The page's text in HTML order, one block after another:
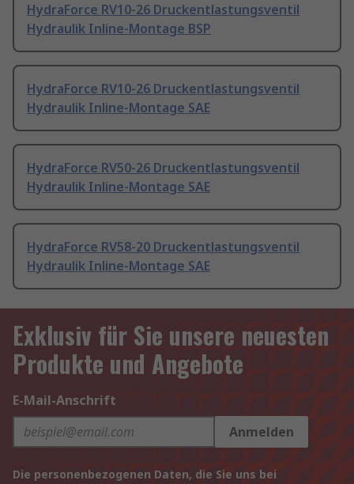
HydraForce RV10-26 Druckentlastungsventil
Hydraulik Inline-Montage BSP
HydraForce RV10-26 Druckentlastungsventil
Hydraulik Inline-Montage SAE
HydraForce RV50-26 Druckentlastungsventil
Hydraulik Inline-Montage SAE
HydraForce RV58-20 Druckentlastungsventil
Hydraulik Inline-Montage SAE
Exklusiv für Sie unsere neuesten
Produkte und Angebote
E-Mail-Anschrift
Anmelden
Die personenbezogenen Daten, die Sie uns bei